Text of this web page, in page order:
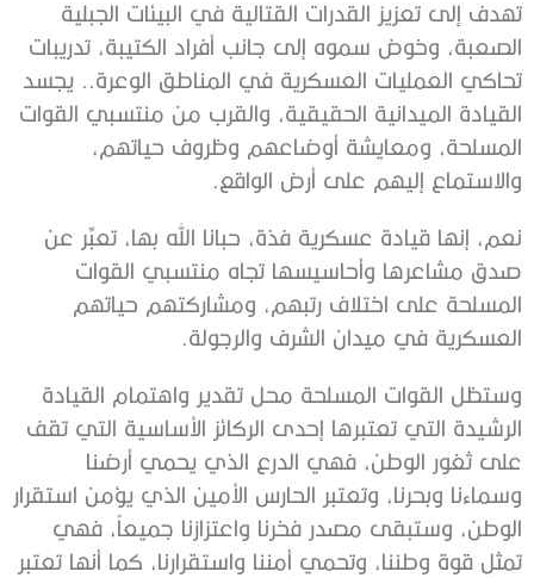
تهدف إلى تعزيز القدرات القتالية في البيئات الجبلية
الصعبة، وخوض سموه إلى جانب أفراد الكتيبة، تدريبات
تحاكي العمليات العسكرية في المناطق الوعرة.. يجسد
القيادة الميدانية الحقيقية، والقرب من منتسبي القوات
المسلحة، ومعايشة أوضاعهم وظروف حياتهم،
والاستماع إليهم على أرض الواقع.
نعم، إنها قيادة عسكرية فذة، حبانا الله بها، تعبِّر عن
صدق مشاعرها وأحاسيسها تجاه منتسبي القوات
المسلحة على اختلاف رتبهم، ومشاركتهم حياتهم
العسكرية في ميدان الشرف والرجولة.
وستظل القوات المسلحة محل تقدير واهتمام القيادة
الرشيدة التي تعتبرها إحدى الركائز الأساسية التي تقف
على ثغور الوطن، فهي الدرع الذي يحمي أرضنا
وسماءنا وبحرنا، وتعتبر الحارس الأمين الذي يؤمن استقرار
الوطن، وستبقى مصدر فخرنا واعتزازنا جميعاً، فهي
تمثل قوة وطننا، وتحمي أمننا واستقرارنا، كما أنها تعتبر